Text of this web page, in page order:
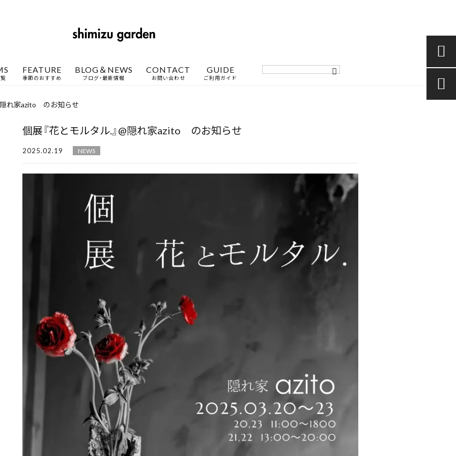
FEATURE
季節のおすすめ
BLOG＆NEWS
ブログ・最新情報
CONTACT
お問い合わせ
GUIDE
ご利用ガイド
隠れ家azito のお知らせ
個展『花とモルタル.』@隠れ家azito のお知らせ
2025.02.19 NEWS

